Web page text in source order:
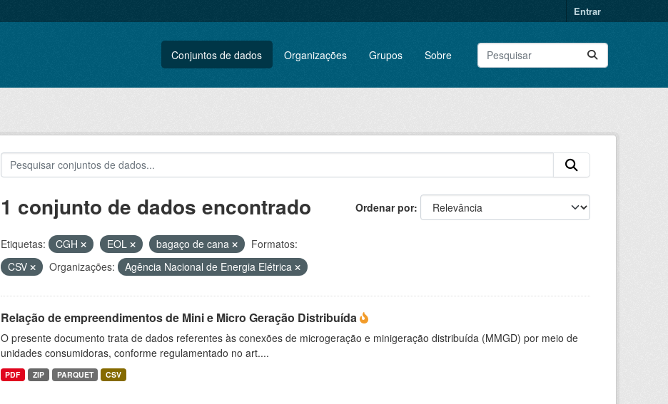
Entrar
Conjuntos de dados Organizações Grupos Sobre
Ordenar por
1 conjunto de dados encontrado
Etiquetas: CGH EOL bagaço de cana
Formatos:
CSV
Organizações: Agência Nacional de Energia Elétrica
Relação de empreendimentos de Mini e Micro Geração Distribuída
O presente documento trata de dados referentes às conexões de microgeração e minigeração distribuída (MMGD) por meio de
unidades consumidoras, conforme regulamentado no art....
PDF ZIP PARQUET CSV